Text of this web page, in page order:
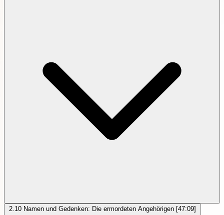
2.10 Namen und Gedenken: Die ermordeten Angehörigen [47:09]